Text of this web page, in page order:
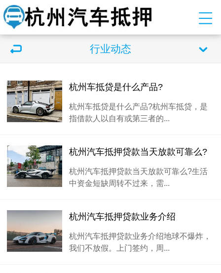
行业动态
杭州车抵贷是什么产品?
杭州车抵贷是什么产品?杭州车抵贷，是
指借款人以自有或第三者的...
杭州汽车抵押贷款当天放款可靠么?
杭州汽车抵押贷款当天放款可靠么?生活
中资金短缺周转不过来，需...
杭州汽车抵押贷款业务介绍
杭州汽车抵押贷款业务介绍地球不爆炸，
我们不放假。上门签约，周...